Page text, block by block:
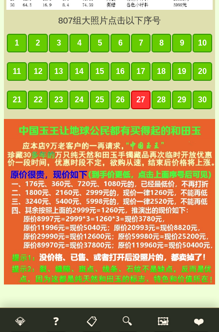
807组大照片点击以下序号
1 2 3 4 5 6 7 8 9 10
11 12 13 14 15 16 17 18 19 20
21 22 23 24 25 26 27 28 29 30
💎 ❓ 📋 🔍 🖼️ ❤️